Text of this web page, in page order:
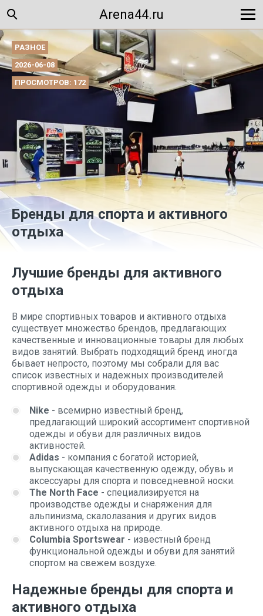
Arena44.ru
РАЗНОЕ
2026-06-08
ПРОСМОТРОВ: 172
Бренды для спорта и активного
отдыха
Лучшие бренды для активного
отдыха
В мире спортивных товаров и активного отдыха
существует множество брендов, предлагающих
качественные и инновационные товары для любых
видов занятий. Выбрать подходящий бренд иногда
бывает непросто, поэтому мы собрали для вас
список известных и надежных производителей
спортивной одежды и оборудования.
Nike - всемирно известный бренд,
предлагающий широкий ассортимент спортивной
одежды и обуви для различных видов
активностей.
Adidas - компания с богатой историей,
выпускающая качественную одежду, обувь и
аксессуары для спорта и повседневной носки.
The North Face - специализируется на
производстве одежды и снаряжения для
альпинизма, скалолазания и других видов
активного отдыха на природе.
Columbia Sportswear - известный бренд
функциональной одежды и обуви для занятий
спортом на свежем воздухе.
Надежные бренды для спорта и
активного отдыха